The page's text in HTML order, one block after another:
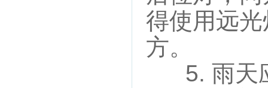
得使用远
方。
5. 雨天应